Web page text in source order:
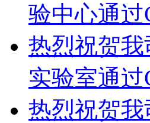
验中心通
热烈祝贺
实验室通
热烈祝贺